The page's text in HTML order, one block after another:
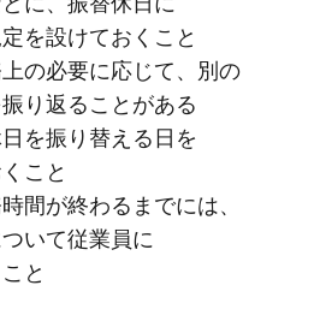
を​設けておく​こと
の​必要に​応じて、​別の​
り返る​ことがある
を​振り替える​日を​
こと
間が​終わるまでには、​
いて​従業員に​
と